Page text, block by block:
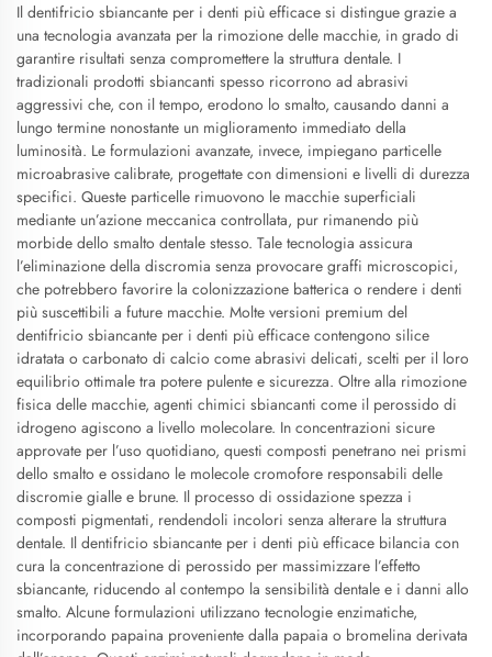
Il dentifricio sbiancante per i denti più efficace si distingue grazie a
una tecnologia avanzata per la rimozione delle macchie, in grado di
garantire risultati senza compromettere la struttura dentale. I
tradizionali prodotti sbiancanti spesso ricorrono ad abrasivi
aggressivi che, con il tempo, erodono lo smalto, causando danni a
lungo termine nonostante un miglioramento immediato della
luminosità. Le formulazioni avanzate, invece, impiegano particelle
microabrasive calibrate, progettate con dimensioni e livelli di durezza
specifici. Queste particelle rimuovono le macchie superficiali
mediante un’azione meccanica controllata, pur rimanendo più
morbide dello smalto dentale stesso. Tale tecnologia assicura
l’eliminazione della discromia senza provocare graffi microscopici,
che potrebbero favorire la colonizzazione batterica o rendere i denti
più suscettibili a future macchie. Molte versioni premium del
dentifricio sbiancante per i denti più efficace contengono silice
idratata o carbonato di calcio come abrasivi delicati, scelti per il loro
equilibrio ottimale tra potere pulente e sicurezza. Oltre alla rimozione
fisica delle macchie, agenti chimici sbiancanti come il perossido di
idrogeno agiscono a livello molecolare. In concentrazioni sicure
approvate per l’uso quotidiano, questi composti penetrano nei prismi
dello smalto e ossidano le molecole cromofore responsabili delle
discromie gialle e brune. Il processo di ossidazione spezza i
composti pigmentati, rendendoli incolori senza alterare la struttura
dentale. Il dentifricio sbiancante per i denti più efficace bilancia con
cura la concentrazione di perossido per massimizzare l’effetto
sbiancante, riducendo al contempo la sensibilità dentale e i danni allo
smalto. Alcune formulazioni utilizzano tecnologie enzimatiche,
incorporando papaina proveniente dalla papaia o bromelina derivata